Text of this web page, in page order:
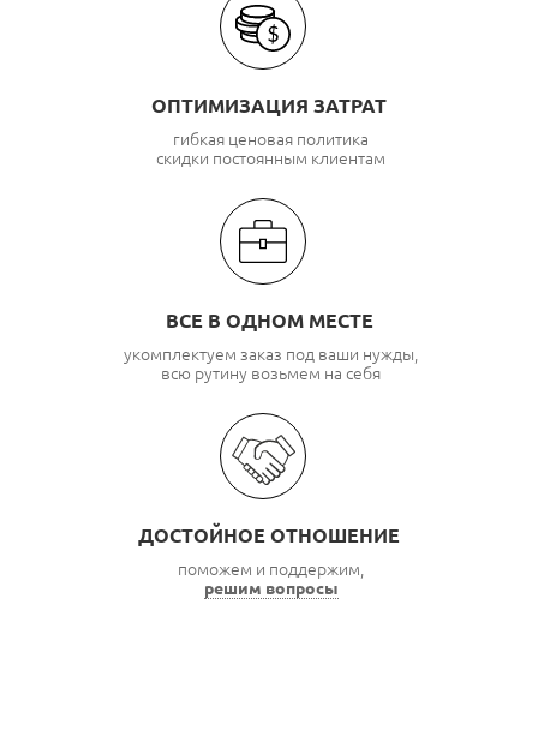
ОПТИМИЗАЦИЯ ЗАТРАТ
гибкая ценовая политика
скидки постоянным клиентам
ВСЕ В ОДНОМ МЕСТЕ
укомплектуем заказ под ваши нужды,
всю рутину возьмем на себя
ДОСТОЙНОЕ ОТНОШЕНИЕ
поможем и поддержим,
решим вопросы